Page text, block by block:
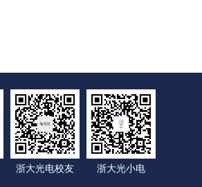
浙大光电校友 浙大光小电